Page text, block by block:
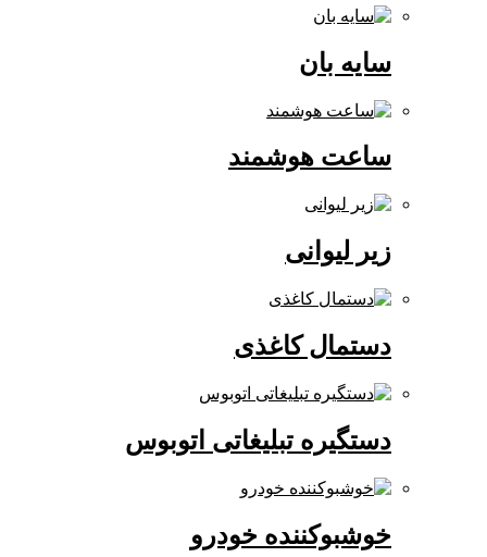
ساعت هوشمند
زیر لیوانی
دستمال کاغذی
دستگیره تبلیغاتی اتوبوس
خوشبوکننده خودرو